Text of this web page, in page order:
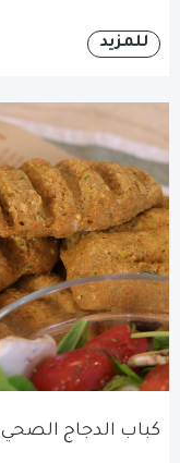
للمزيد
كباب الدجاج الصحي